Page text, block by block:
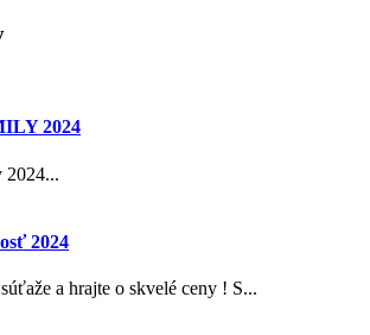
2024
2024...
2024
a hrajte o skvelé ceny ! S...